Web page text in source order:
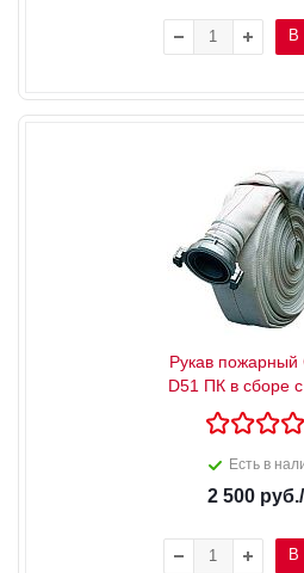
В
Рукав пожарный
D51 ПК в сборе
Есть в
2 500руб.
В